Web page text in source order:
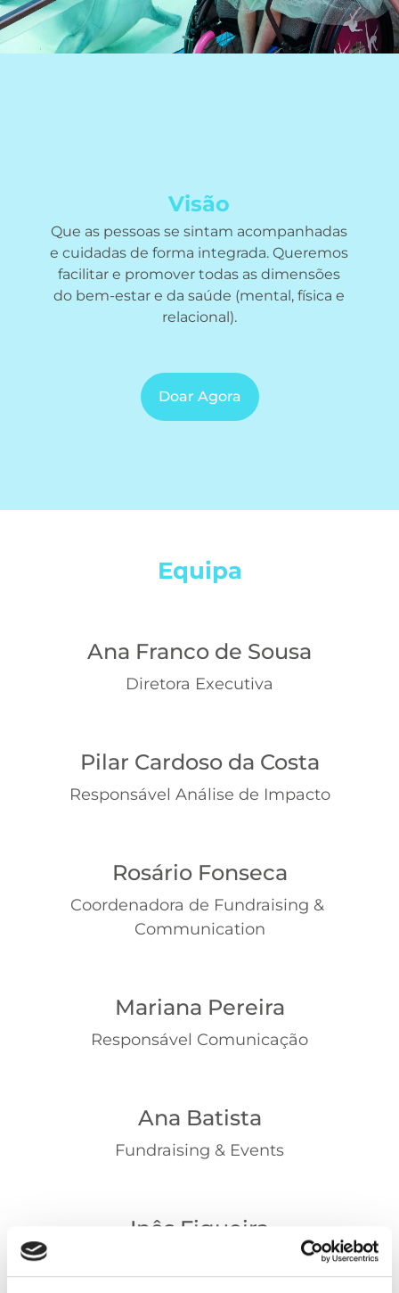
Visão
Que as pessoas se sintam acompanhadas
e cuidadas de forma integrada. Queremos
facilitar e promover todas as dimensões
do bem-estar e da saúde (mental, física e
relacional).
Doar Agora
Equipa
Ana Franco de Sousa
Diretora Executiva
Pilar Cardoso da Costa
Responsável Análise de Impacto
Rosário Fonseca
Coordenadora de Fundraising &
Communication
Mariana Pereira
Responsável Comunicação
Ana Batista
Fundraising & Events
Inês Figueira